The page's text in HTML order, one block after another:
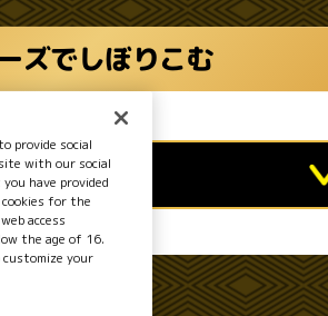
ズでしぼりこむ
ド
provide social
with our social
have provided
for the
access
the age of 16.
customize your